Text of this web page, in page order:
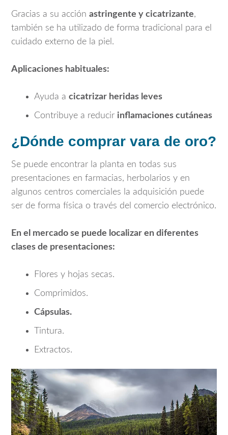
Gracias a su acción astringente y cicatrizante,
también se ha utilizado de forma tradicional para el
cuidado externo de la piel.
Aplicaciones habituales:
Ayuda a cicatrizar heridas leves
Contribuye a reducir inflamaciones cutáneas
¿Dónde comprar vara de oro?
Se puede encontrar la planta en todas sus
presentaciones en farmacias, herbolarios y en
algunos centros comerciales la adquisición puede
ser de forma física o través del comercio electrónico.
En el mercado se puede localizar en diferentes
clases de presentaciones:
Flores y hojas secas.
Comprimidos.
Cápsulas.
Tintura.
Extractos.